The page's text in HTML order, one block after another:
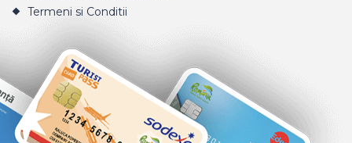
Termeni si Conditii